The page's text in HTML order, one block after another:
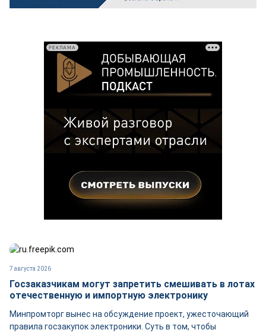
7 августа 2026
Госзаказчикам могут запретить смешивать в лотах
отечественную и импортную электронику
Минпромторг вынес на обсуждение проект, ужесточающий
правила госзакупок электроники. Суть в том, чтобы
РЕКЛАМА